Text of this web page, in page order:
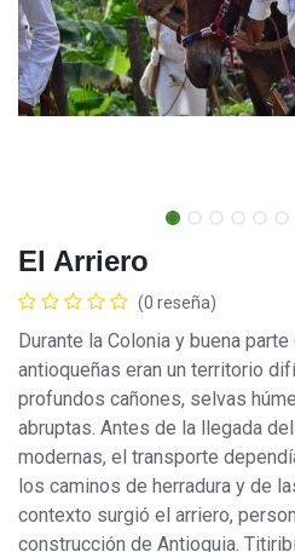
El Arriero
(0 reseña)
Durante la Colonia y buena
antioqueñas eran un territorio
profundos cañones, selvas
abruptas. Antes de la llegada
modernas, el transporte
los caminos de herradura y de
contexto surgió el arriero,
construcción de Antioquia.